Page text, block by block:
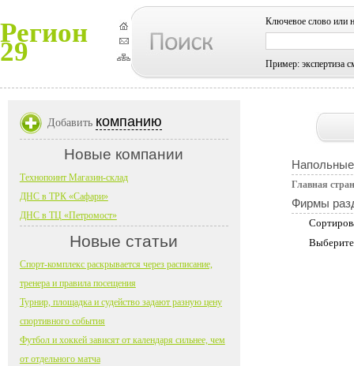
Регион
29
Ключевое слово или
Пример: экспертиза
Главная
Фирмы
Добавить компанию
Новые компании
Технопоинт Магазин-склад
ДНС в ТРК «Сафари»
ДНС в ТЦ «Петромост»
Новые статьи
Спорт-комплекс раскрывается через расписание,
тренера и правила посещения
Турнир, площадка и судейство задают разную цену
спортивного события
Футбол и хоккей зависят от календаря сильнее, чем
от отдельного матча